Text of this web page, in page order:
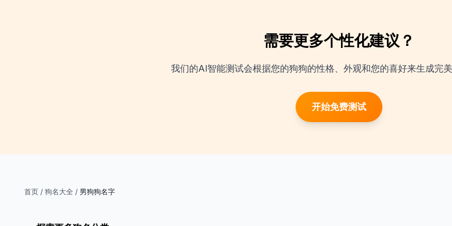
需要更多个性化建议？
我们的AI智能测试会根据您的狗狗的性格、外观和您的喜好来生成完美
开始免费测试
首页 / 狗名大全 / 男狗狗名字